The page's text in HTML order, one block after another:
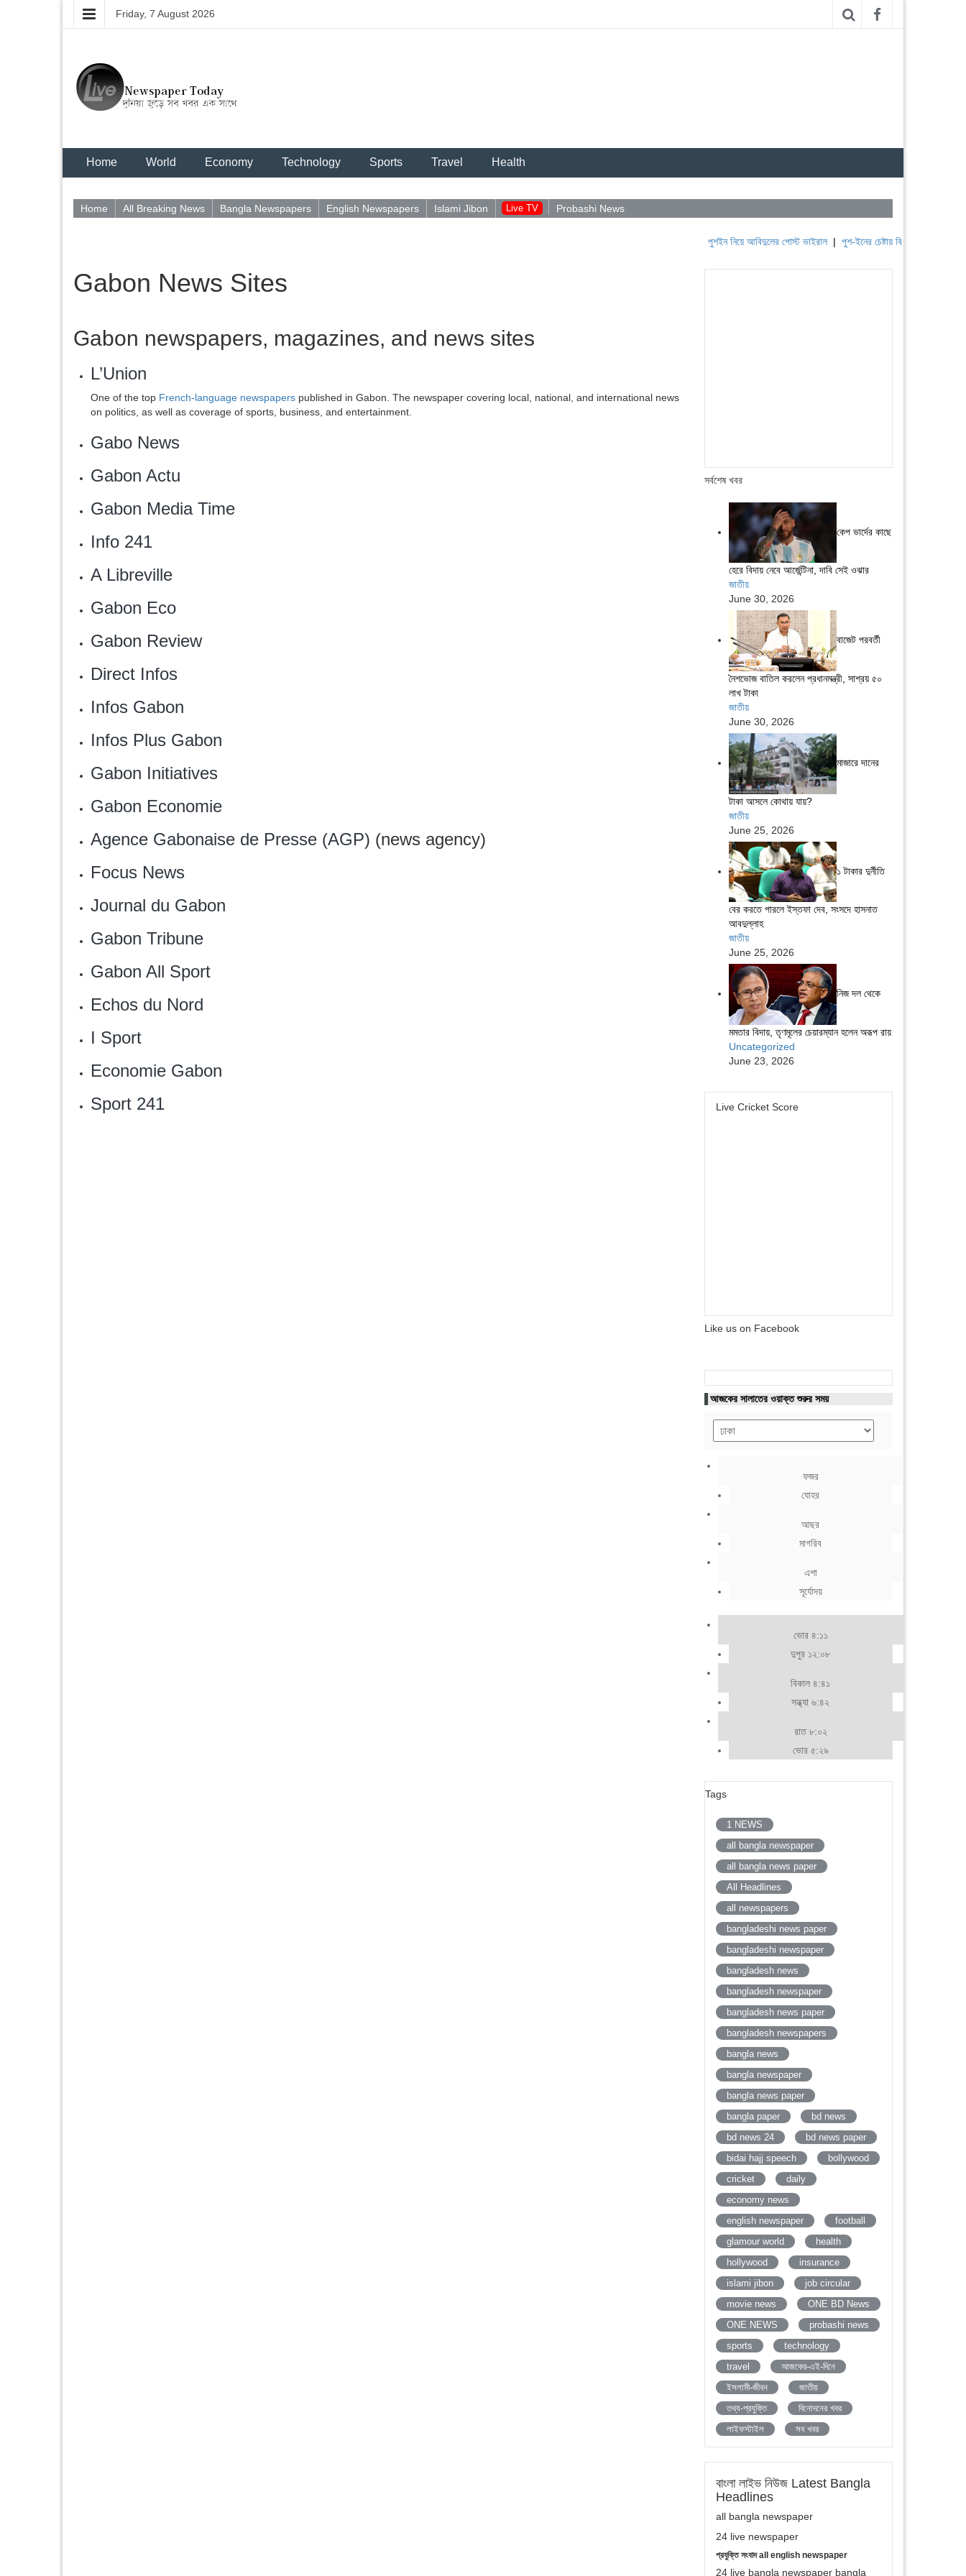
Friday, 7 August 2026
Home World Economy Technology Sports Travel Health
Home All Breaking News Bangla Newspapers English Newspapers Islami Jibon Live TV Probashi News
পুশইন নিয়ে আবিদুলের পোস্ট ভাইরাল|পুশ-ইনের চেষ্টায় বিএসএফ, পণ্ড করছে বিজিবি
Gabon News Sites
Gabon newspapers, magazines, and news sites
L’Union
One of the top French-language newspapers published in Gabon. The newspaper covering local, national, and international news
on politics, as well as coverage of sports, business, and entertainment.
Gabo News
Gabon Actu
Gabon Media Time‎
Info 241
‎A Libreville
Gabon Eco
Gabon Review
Direct Infos
‎Infos Gabon
Infos Plus Gabon
Gabon Initiatives
Gabon Economie
Agence Gabonaise de Presse (AGP) (news agency)
Focus News
Journal du Gabon
Gabon Tribune
‎Gabon All Sport
Echos du Nord
‎I Sport
Economie Gabon‎
Sport 241‎
সর্বশেষ খবর
কেপ ভার্দের কাছে
হেরে বিদায় নেবে আর্জেন্টিনা, দাবি সেই ওঝার
জাতীয়
June 30, 2026
বাজেট পরবর্তী
নৈশভোজ বাতিল করলেন প্রধানমন্ত্রী, সাশ্রয় ৫০
লাখ টাকা
জাতীয়
June 30, 2026
মাজারে দানের
টাকা আসলে কোথায় যায়?
জাতীয়
June 25, 2026
১ টাকার দুর্নীতি
বের করতে পারলে ইস্তফা দেব, সংসদে হাসনাত
আবদুল্লাহ
জাতীয়
June 25, 2026
নিজ দল থেকে
মমতার বিদায়, তৃণমূলের চেয়ারম্যান হলেন অরূপ রায়
Uncategorized
June 23, 2026
Live Cricket Score
Like us on Facebook
আজকের সালাতের ওয়াক্ত শুরুর সময়
ফজর
যোহর
আছর
মাগরিব
এশা
সূর্যোদয়
ভোর ৪:১১
দুপুর ১২:০৮
বিকাল ৪:৪১
সন্ধ্যা ৬:৪২
রাত ৮:০২
ভোর ৫:২৯
Tags
1 NEWS
all bangla newspaper
all bangla news paper
All Headlines
all newspapers
bangladeshi news paper
bangladeshi newspaper
bangladesh news
bangladesh newspaper
bangladesh news paper
bangladesh newspapers
bangla news
bangla newspaper
bangla news paper
bangla paper
bd news
bd news 24
bd news paper
bidai hajj speech
bollywood
cricket
daily
economy news
english newspaper
football
glamour world
health
hollywood
insurance
islami jibon
job circular
movie news
ONE BD News
ONE NEWS
probashi news
sports
technology
travel
আজকের-এই-দিনে
ইসলামী-জীবন
জাতীয়
তথ্য-প্রযুক্তি
বিনোদনের খবর
লাইফস্টাইল
সব খবর
বাংলা লাইভ নিউজ Latest Bangla
Headlines
all bangla newspaper
24 live newspaper
প্রযুক্তি সংবাদ all english newspaper
24 live bangla newspaper bangla